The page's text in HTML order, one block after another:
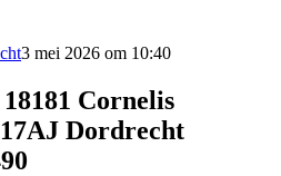
3 mei 2026 om 10:40
Cornelis
Dordrecht